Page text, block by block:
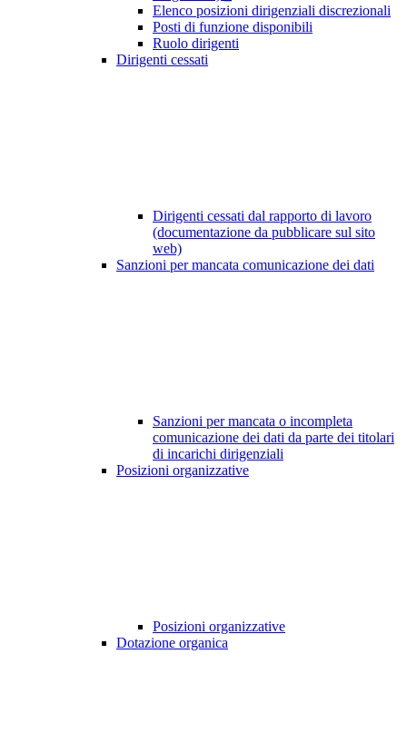
Elenco posizioni dirigenziali discrezionali
Posti di funzione disponibili
Ruolo dirigenti
Dirigenti cessati
Dirigenti cessati dal rapporto di lavoro
(documentazione da pubblicare sul sito
web)
Sanzioni per mancata comunicazione dei dati
Sanzioni per mancata o incompleta
comunicazione dei dati da parte dei titolari
di incarichi dirigenziali
Posizioni organizzative
Posizioni organizzative
Dotazione organica